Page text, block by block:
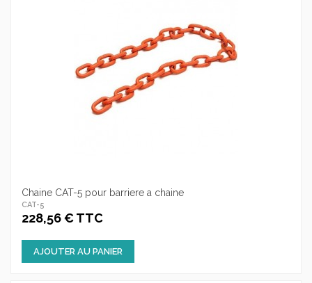
Chaine CAT-5 pour barriere a chaine
CAT-5
228,56 € TTC
AJOUTER AU PANIER